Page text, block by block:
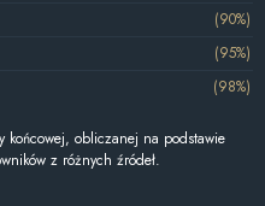
(90%)
(95%)
(98%)
końcowej, obliczanej na podstawie
z różnych źródeł.